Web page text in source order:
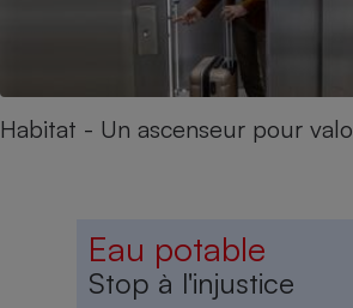
Habitat - Un ascenseur pour
Eau potable
Stop à l'injustice